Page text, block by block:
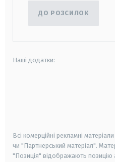
ДО РОЗСИЛОК
Наші додатки:
Всі комерційні рекламні
чи "Партнерський матеріал".
"Позиція" відображають позицію